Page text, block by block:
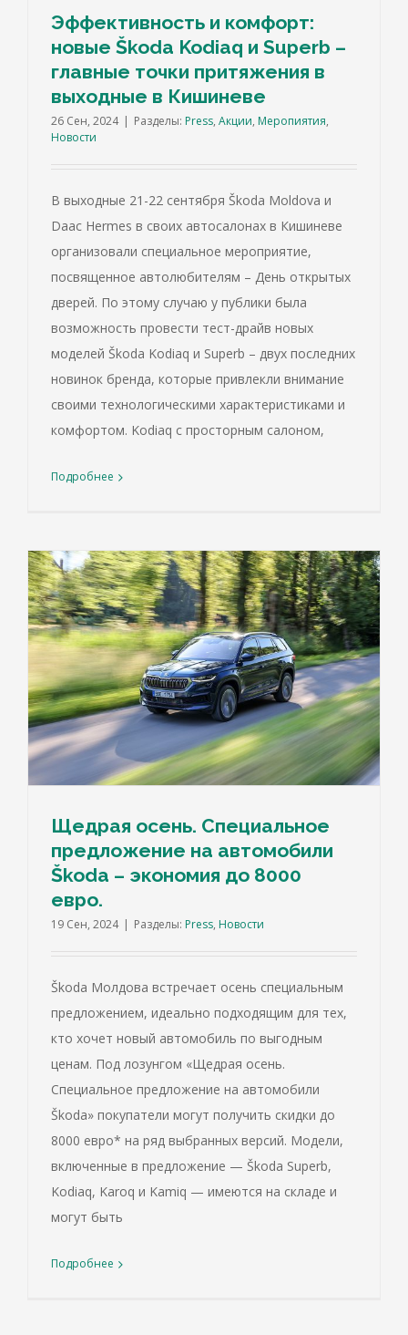
Эффективность и комфорт:
новые Škoda Kodiaq и Superb –
главные точки притяжения в
выходные в Кишиневе
26 Сен, 2024 | Разделы: Press, Акции, Меропиятия,
Новости
В выходные 21-22 сентября Škoda Moldova и
Daac Hermes в своих автосалонах в Кишиневе
организовали специальное мероприятие,
посвященное автолюбителям – День открытых
дверей. По этому случаю у публики была
возможность провести тест-драйв новых
моделей Škoda Kodiaq и Superb – двух последних
новинок бренда, которые привлекли внимание
своими технологическими характеристиками и
комфортом. Kodiaq с просторным салоном,
Подробнее
Щедрая осень. Специальное
предложение на автомобили
Škoda – экономия до 8000
евро.
19 Сен, 2024 | Разделы: Press, Новости
Škoda Молдова встречает осень специальным
предложением, идеально подходящим для тех,
кто хочет новый автомобиль по выгодным
ценам. Под лозунгом «Щедрая осень.
Специальное предложение на автомобили
Škoda» покупатели могут получить скидки до
8000 евро* на ряд выбранных версий. Модели,
включенные в предложение — Škoda Superb,
Kodiaq, Karoq и Kamiq — имеются на складе и
могут быть
Подробнее